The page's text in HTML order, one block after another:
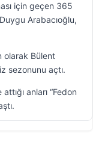
için geçen 365
Arabacıoğlu,
olarak Bülent
sezonunu açtı.
anları “Fedon